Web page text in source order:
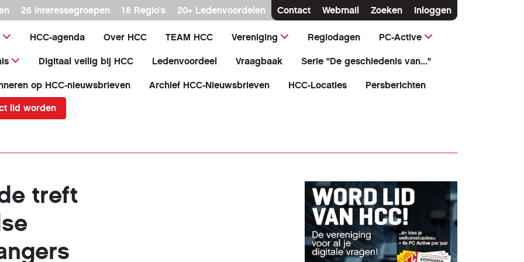
26 interessegroepen 18 Regio's 20+ Ledenvoordelen Contact Webmail Zoeken Inloggen
HCC-agenda Over HCC TEAM HCC Vereniging Regiodagen PC-Active
Digitaal veilig bij HCC Ledenvoordeel Vraagbaak Serie "De geschiedenis van..."
op HCC-nieuwsbrieven Archief HCC-Nieuwsbrieven HCC-Locaties Persberichten
lid worden
treft